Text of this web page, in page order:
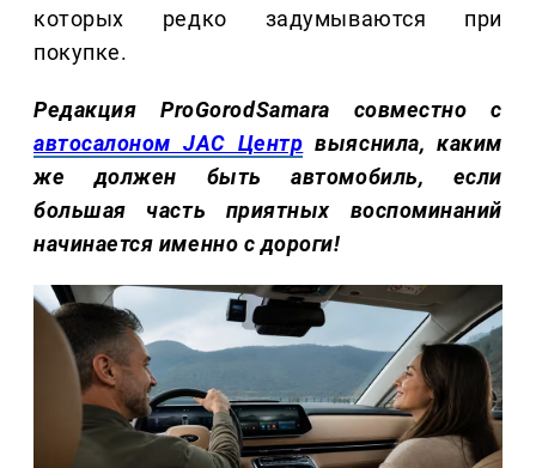
которых редко задумываются при
покупке.
Редакция ProGorodSamara совместно с
автосалоном JAC Центр выяснила, каким
же должен быть автомобиль, если
большая часть приятных воспоминаний
начинается именно с дороги!